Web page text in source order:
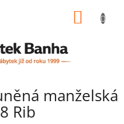
manželská
Rib